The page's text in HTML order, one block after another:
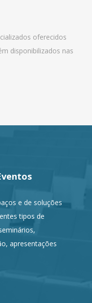
oferecidos
disponibilizados nas
e de soluções
tipos de
apresentações